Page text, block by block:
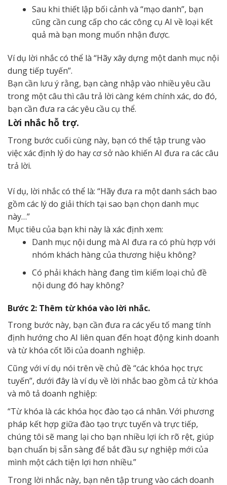
Sau khi thiết lập bối cảnh và “mạo danh”, bạn
cũng cần cung cấp cho các công cụ AI về loại kết
quả mà bạn mong muốn nhận được.
Ví dụ lời nhắc có thể là “Hãy xây dựng một danh mục nội
dung tiếp tuyến”.
Bạn cần lưu ý rằng, bạn càng nhập vào nhiều yêu cầu
trong một câu thì câu trả lời càng kém chính xác, do đó,
bạn cần đưa ra các yêu cầu cụ thể.
Lời nhắc hỗ trợ.
Trong bước cuối cùng này, bạn có thể tập trung vào
việc xác định lý do hay cơ sở nào khiến AI đưa ra các câu
trả lời.
Ví dụ, lời nhắc có thể là: “Hãy đưa ra một danh sách bao
gồm các lý do giải thích tại sao bạn chọn danh mục
này…”
Mục tiêu của bạn khi này là xác định xem:
Danh mục nội dung mà AI đưa ra có phù hợp với
nhóm khách hàng của thương hiệu không?
Có phải khách hàng đang tìm kiếm loại chủ đề
nội dung đó hay không?
Bước 2: Thêm từ khóa vào lời nhắc.
Trong bước này, bạn cần đưa ra các yếu tố mang tính
định hướng cho AI liên quan đến hoạt động kinh doanh
và từ khóa cốt lõi của doanh nghiệp.
Cũng với ví dụ nói trên về chủ đề “các khóa học trực
tuyến”, dưới đây là ví dụ về lời nhắc bao gồm cả từ khóa
và mô tả doanh nghiệp:
“Từ khóa là các khóa học đào tạo cá nhân. Với phương
pháp kết hợp giữa đào tạo trực tuyến và trực tiếp,
chúng tôi sẽ mang lại cho bạn nhiều lợi ích rõ rệt, giúp
bạn chuẩn bị sẵn sàng để bắt đầu sự nghiệp mới của
mình một cách tiện lợi hơn nhiều.”
Trong lời nhắc này, bạn nên tập trung vào cách doanh